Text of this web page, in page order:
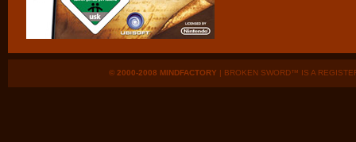
© 2000-2008 MINDFACTORY | BROKEN SWORD™ IS A